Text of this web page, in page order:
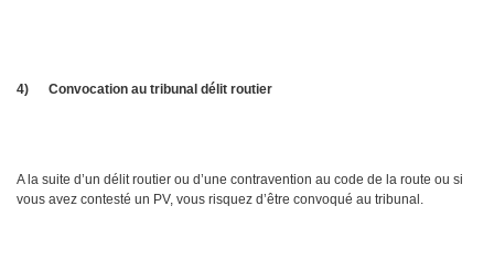
4) Convocation au tribunal délit routier
A la suite d’un délit routier ou d’une contravention au code de la route ou si
vous avez contesté un PV, vous risquez d’être convoqué au tribunal.